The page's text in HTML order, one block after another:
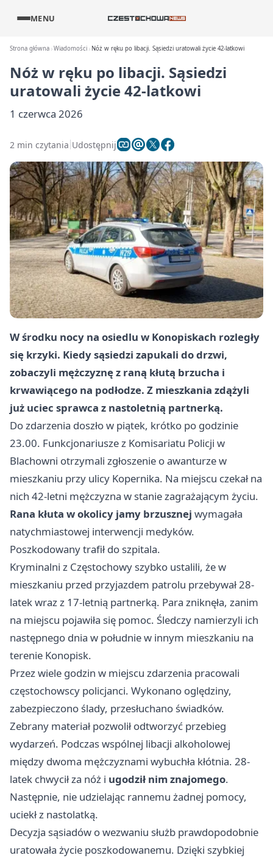
MENU
Strona główna Wiadomości Nóż w ręku po libacji. Sąsiedzi uratowali życie 42-latkowi
Nóż w ręku po libacji. Sąsiedzi
uratowali życie 42-latkowi
1 czerwca 2026
2 min czytania Udostępnij
W środku nocy na osiedlu w Konopiskach rozległy
się krzyki. Kiedy sąsiedzi zapukali do drzwi,
zobaczyli mężczyznę z raną kłutą brzucha i
krwawiącego na podłodze. Z mieszkania zdążyli
już uciec sprawca z nastoletnią partnerką.
Do zdarzenia doszło w piątek, krótko po godzinie
23.00. Funkcjonariusze z Komisariatu Policji w
Blachowni otrzymali zgłoszenie o awanturze w
mieszkaniu przy ulicy Kopernika. Na miejscu czekał na
nich 42-letni mężczyzna w stanie zagrażającym życiu.
Rana kłuta w okolicy jamy brzusznej wymagała
natychmiastowej interwencji medyków.
Poszkodowany trafił do szpitala.
Kryminalni z Częstochowy szybko ustalili, że w
mieszkaniu przed przyjazdem patrolu przebywał 28-
latek wraz z 17-letnią partnerką. Para zniknęła, zanim
na miejscu pojawiła się pomoc. Śledczy namierzyli ich
następnego dnia w południe w innym mieszkaniu na
terenie Konopisk.
Przez wiele godzin w miejscu zdarzenia pracowali
częstochowscy policjanci. Wykonano oględziny,
zabezpieczono ślady, przesłuchano świadków.
Zebrany materiał pozwolił odtworzyć przebieg
wydarzeń. Podczas wspólnej libacji alkoholowej
między dwoma mężczyznami wybuchła kłótnia. 28-
latek chwycił za nóż i ugodził nim znajomego.
Następnie, nie udzielając rannemu żadnej pomocy,
uciekł z nastolatką.
Decyzja sąsiadów o wezwaniu służb prawdopodobnie
uratowała życie poszkodowanemu. Dzięki szybkiej